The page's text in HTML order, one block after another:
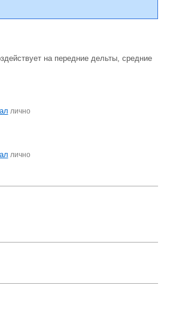
на передние дельты, средние
лично
лично